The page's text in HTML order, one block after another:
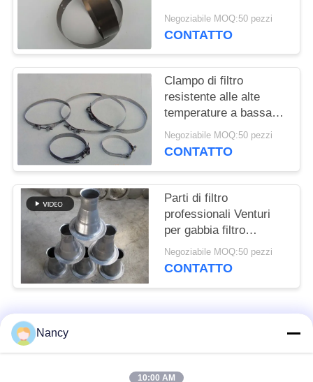
CITAZIONE
MAPPA
DEL
SITO
POLITICA
SULLA
PRIVACY
dimensioni diverse
Negoziabile MOQ:50 pezzi
CONTATTO
Clampo di filtro
resistente alle alte
temperature a bassa
duttilità, lunga durata di
vita
Negoziabile MOQ:50 pezzi
CONTATTO
Parti di filtro
professionali Venturi
per gabbia filtro
dimensioni
personalizzate
Negoziabile MOQ:50 pezzi
CONTATTO
Categorie popolari
Sacchetto di filtro di
Nancy
10:00 AM